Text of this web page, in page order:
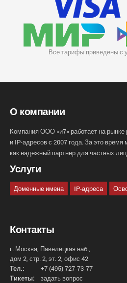
Все тарифы приведены с
О компании
Компания ООО «и7» работает на
и IP-адресов с 2007 года. За это
как надежный партнер для частных
Услуги
Доменные имена IP-адреса
Контакты
г. Москва, Павелецкая наб.,
дом 2, стр. 2, эт. 2, офис 42
Тел.:
+7 (495) 727-73-77
Тикеты:
задать вопрос